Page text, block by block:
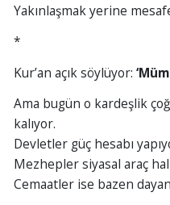
Yakınlaşmak yerine
*
Kur’an açık söylüyor:
Ama bugün o kardeşlik
kalıyor.
Devletler güç hesabı
Mezhepler siyasal araç
Cemaatler ise bazen